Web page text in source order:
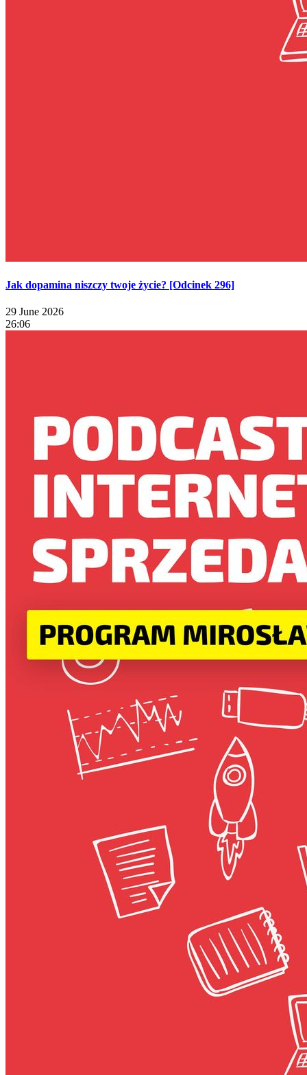
Jak dopamina niszczy twoje życie? [Odcinek 296]
29 June 2026
26:06